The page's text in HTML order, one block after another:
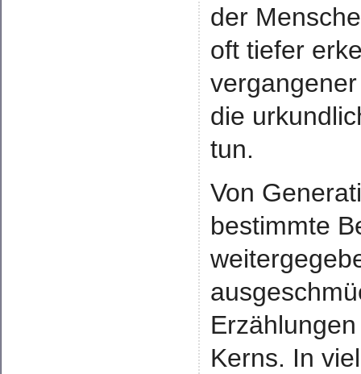
der
oft tiefer
die
tun.
Von
bestimmte
Kerns. In